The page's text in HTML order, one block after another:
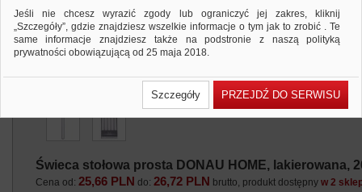
Świeca stołowa prosta DONAU HOME, lakierowana,
Cena od:25,66 PLN do:26,72 PLN brutto, produkt dostępnyw 2
Jeśli nie chcesz wyrazić zgody lub ograniczyć jej zakres, kliknij
„Szczegóły”, gdzie znajdziesz wszelkie informacje o tym jak to zrobić . Te
same informacje znajdziesz także na podstronie z naszą polityką
prywatności obowiązującą od 25 maja 2018.
wcześniejsza zgoda której udzieliliście podczas zakładania konta. Każda
Państwa zgoda jest dobrowolna i można ją w dowolnym momencie
Polityka prywatności (rozwiń)
Lista Zaufanych Partnerów (rozwiń)
Szczegóły PRZEJDŹ DO SERWISU